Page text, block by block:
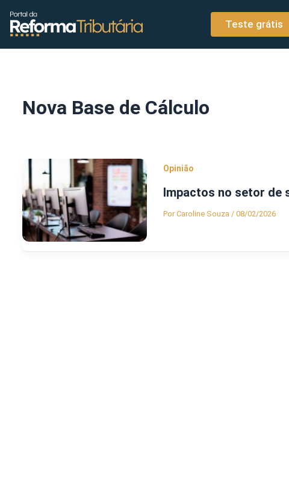
conteúdo
Teste grátis
Nova Base de Cálculo
Opinião
Impactos no setor de
PorCaroline Souza / 08/02/2026